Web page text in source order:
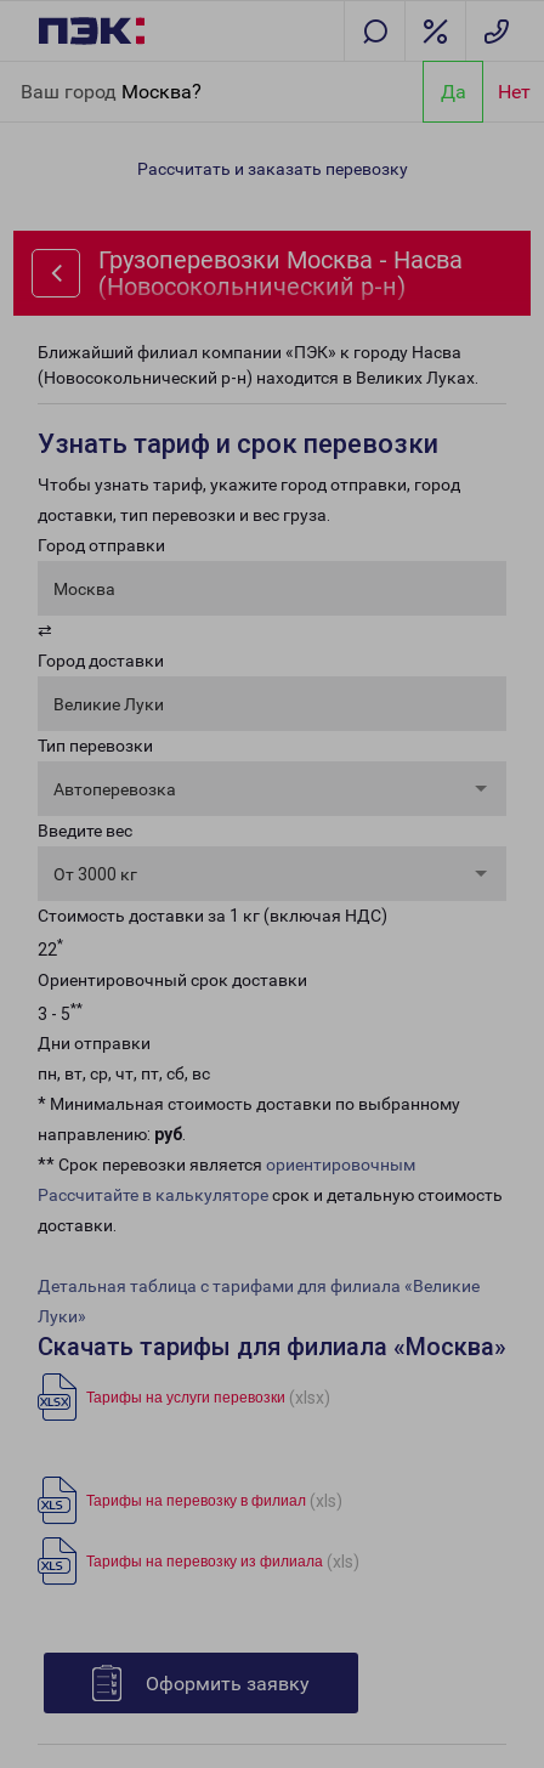
Ваш город Москва? Да Нет
(Новосокольнический р-н)
Рассчитать и заказать перевозку
Грузоперевозки Москва - Насва
(Новосокольнический р-н)
Ближайший филиал компании «ПЭК» к городу Насва
(Новосокольнический р-н) находится в Великих Луках.
Узнать тариф и срок перевозки
Чтобы узнать тариф, укажите город отправки, город
доставки, тип перевозки и вес груза.
Город отправки
Москва
⇄
Город доставки
Великие Луки
Тип перевозки
Автоперевозка
Введите вес
От 3000 кг
Стоимость доставки за 1 кг (включая НДС)
22*
Ориентировочный срок доставки
3 - 5**
Дни отправки
пн, вт, ср, чт, пт, сб, вс
* Минимальная стоимость доставки по выбранному
направлению: руб.
** Срок перевозки является ориентировочным
Рассчитайте в калькуляторесрок и детальную стоимость
доставки.
Детальная таблица с тарифами для филиала «Великие
Луки»
Скачать тарифы для филиала «Москва»
Тарифы на услуги перевозки (xlsx)
Тарифы на перевозку в филиал (xls)
Тарифы на перевозку из филиала (xls)
Оформить заявку